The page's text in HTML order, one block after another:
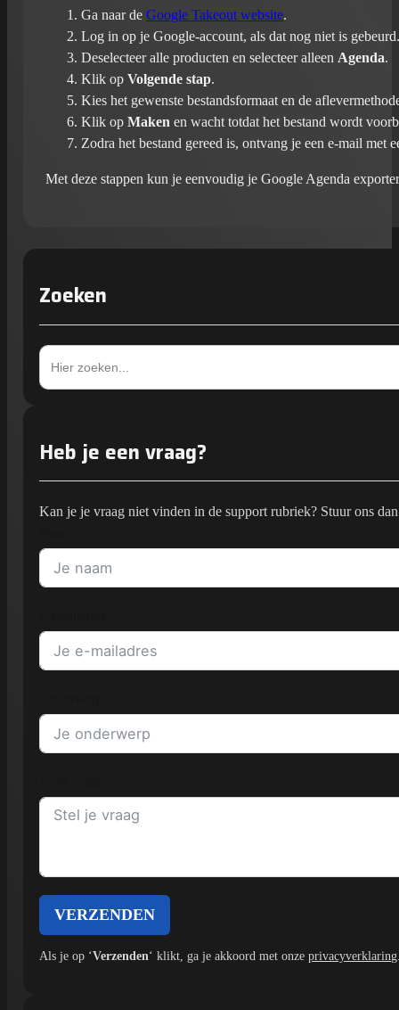
Ga naar de Google Takeout website.
Log in op je Google-account, als dat nog niet is gebeurd.
Deselecteer alle producten en selecteer alleen Agenda.
Klik op Volgende stap.
Kies het gewenste bestandsformaat en de
Klik op Makenen wacht totdat het bestand wordt
Zodra het bestand gereed is, ontvang je een e-mail met
Met deze stappen kun je eenvoudig je Google Agenda
Zoeken
Zoek
naar:
Heb je een vraag?
Kan je je vraag niet vinden in de support rubriek? Stuur ons
VERZENDEN
Als je op ‘Verzenden‘ klikt, ga je akkoord met onze